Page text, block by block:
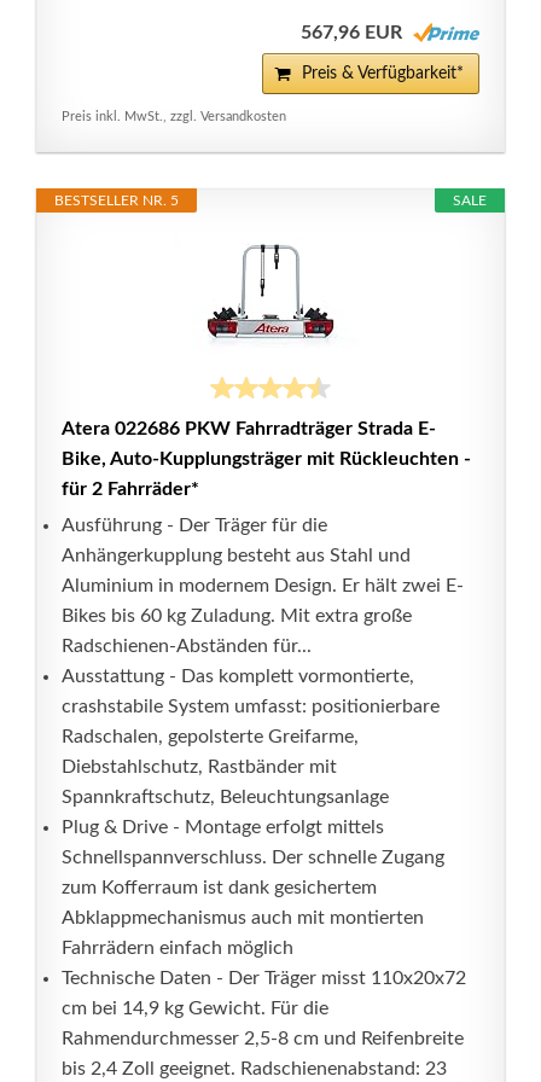
567,96 EUR
Preis & Verfügbarkeit*
Preis inkl. MwSt., zzgl. Versandkosten
SALE
BESTSELLER NR. 5
Atera 022686 PKW Fahrradträger Strada E-
Bike, Auto-Kupplungsträger mit Rückleuchten -
für 2 Fahrräder*
Ausführung - Der Träger für die
Anhängerkupplung besteht aus Stahl und
Aluminium in modernem Design. Er hält zwei E-
Bikes bis 60 kg Zuladung. Mit extra große
Radschienen-Abständen für...
Ausstattung - Das komplett vormontierte,
crashstabile System umfasst: positionierbare
Radschalen, gepolsterte Greifarme,
Diebstahlschutz, Rastbänder mit
Spannkraftschutz, Beleuchtungsanlage
Plug & Drive - Montage erfolgt mittels
Schnellspannverschluss. Der schnelle Zugang
zum Kofferraum ist dank gesichertem
Abklappmechanismus auch mit montierten
Fahrrädern einfach möglich
Technische Daten - Der Träger misst 110x20x72
cm bei 14,9 kg Gewicht. Für die
Rahmendurchmesser 2,5-8 cm und Reifenbreite
bis 2,4 Zoll geeignet. Radschienenabstand: 23